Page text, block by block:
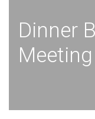
Dinner